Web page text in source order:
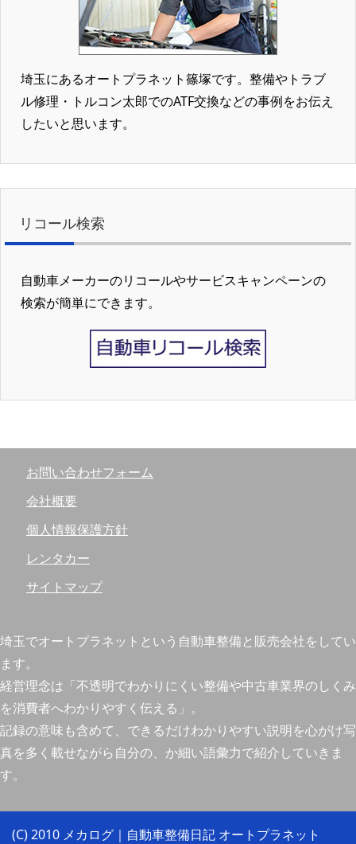
埼玉にあるオートプラネット篠塚です。整備やトラブ
ル修理・トルコン太郎でのATF交換などの事例をお伝え
したいと思います。
リコール検索
自動車メーカーのリコールやサービスキャンペーンの
検索が簡単にできます。
お問い合わせフォーム
会社概要
個人情報保護方針
レンタカー
サイトマップ
埼玉でオートプラネットという自動車整備と販売会社をしてい
ます。
経営理念は「不透明でわかりにくい整備や中古車業界のしくみ
を消費者へわかりやすく伝える」。
記録の意味も含めて、できるだけわかりやすい説明を心がけ写
真を多く載せながら自分の、か細い語彙力で紹介していきま
す。
(C) 2010 メカログ｜自動車整備日記 オートプラネット